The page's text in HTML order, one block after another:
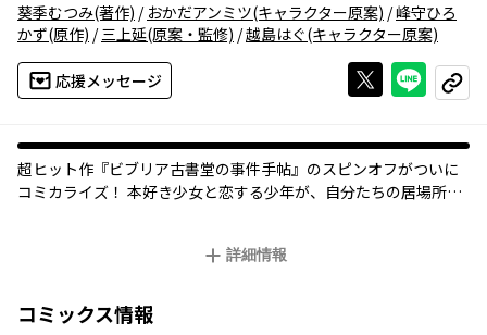
葵季むつみ(著作) / おかだアンミツ(キャラクター原案) /峰守ひろ
かず(原作) /三上延(原案・監修) /越島はぐ(キャラクター原案)
応援メッセージ Xで投稿する
ライン
コピー
超ヒット作『ビブリア古書堂の事件手帖』のスピンオフがついに
コミカライズ！ 本好き少女と恋する少年が、自分たちの居場所――旧
詳細情報
コミックス情報